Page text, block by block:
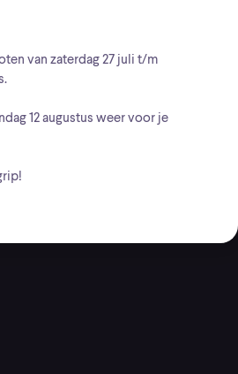
van zaterdag27 juli t/m
.
12 augustus weer voor je